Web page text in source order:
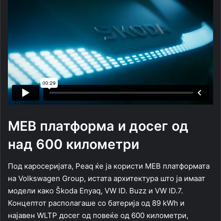
MEB платформа и досег од
над 600 километри
Под каросеријата, Peaq ќе ја користи MEB платформата
на Volkswagen Group, истата архитектура што ја имаат
модели како Škoda Enyaq, VW ID. Buzz и VW ID.7.
Концептот располагаше со батерија од 89 kWh и
најавен WLTP досег од повеќе од 600 километри,